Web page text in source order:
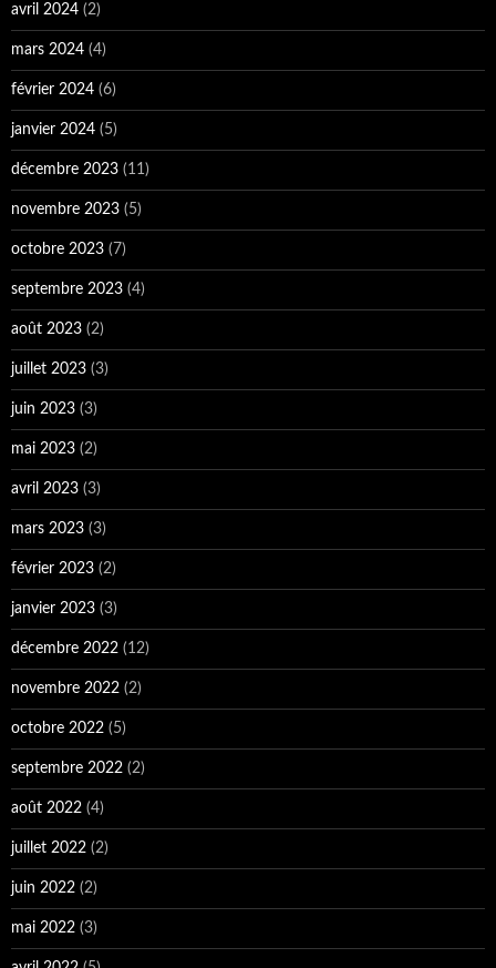
avril 2024 (2)
mars 2024 (4)
février 2024 (6)
janvier 2024 (5)
décembre 2023 (11)
novembre 2023 (5)
octobre 2023 (7)
septembre 2023 (4)
août 2023 (2)
juillet 2023 (3)
juin 2023 (3)
mai 2023 (2)
avril 2023 (3)
mars 2023 (3)
février 2023 (2)
janvier 2023 (3)
décembre 2022 (12)
novembre 2022 (2)
octobre 2022 (5)
septembre 2022 (2)
août 2022 (4)
juillet 2022 (2)
juin 2022 (2)
mai 2022 (3)